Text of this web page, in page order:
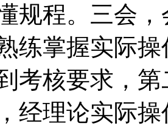
规程。三会
练掌握实际
考核要求，
经理论实际